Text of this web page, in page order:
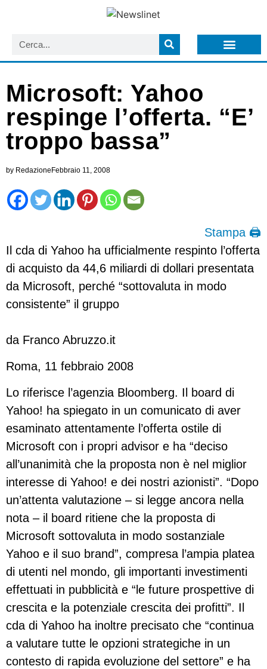
Microsoft: Yahoo
respinge l’offerta. “E’
troppo bassa”
by RedazioneFebbraio 11, 2008
Stampa 🖨
Il cda di Yahoo ha ufficialmente respinto l’offerta
di acquisto da 44,6 miliardi di dollari presentata
da Microsoft, perché “sottovaluta in modo
consistente” il gruppo
da Franco Abruzzo.it
Roma, 11 febbraio 2008
Lo riferisce l’agenzia Bloomberg. Il board di
Yahoo! ha spiegato in un comunicato di aver
esaminato attentamente l’offerta ostile di
Microsoft con i propri advisor e ha “deciso
all’unanimità che la proposta non è nel miglior
interesse di Yahoo! e dei nostri azionisti”. “Dopo
un’attenta valutazione – si legge ancora nella
nota – il board ritiene che la proposta di
Microsoft sottovaluta in modo sostanziale
Yahoo e il suo brand”, compresa l’ampia platea
di utenti nel mondo, gli importanti investimenti
effettuati in pubblicità e “le future prospettive di
crescita e la potenziale crescita dei profitti”. Il
cda di Yahoo ha inoltre precisato che “continua
a valutare tutte le opzioni strategiche in un
contesto di rapida evoluzione del settore” e ha